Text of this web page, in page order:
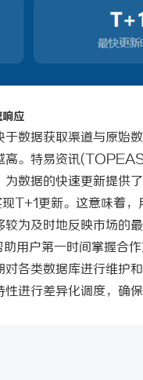
应
数据获取渠道与原始
。 特易资讯
数据的快速更新提供
T+1更新。这意味着
为及时地反映市场的
用户第一时间掌握合
各类数据库进行维护
进行差异化调度，确